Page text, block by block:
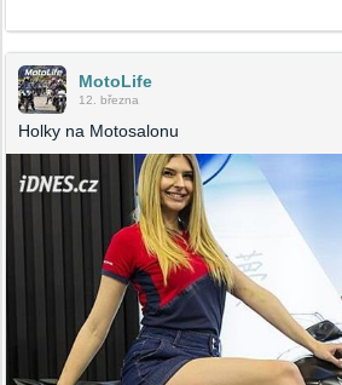
MotoLife
12. března
Holky na Motosalonu